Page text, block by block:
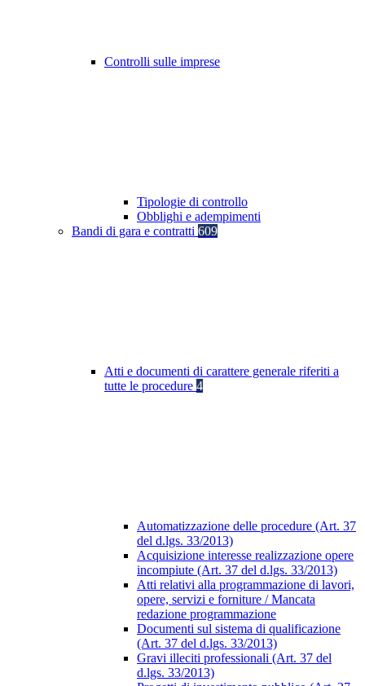
Controlli sulle imprese
Tipologie di controllo
Obblighi e adempimenti
Bandi di gara e contratti 609
Atti e documenti di carattere generale riferiti a
tutte le procedure 4
Automatizzazione delle procedure (Art. 37
del d.lgs. 33/2013)
Acquisizione interesse realizzazione opere
incompiute (Art. 37 del d.lgs. 33/2013)
Atti relativi alla programmazione di lavori,
opere, servizi e forniture / Mancata
redazione programmazione
Documenti sul sistema di qualificazione
(Art. 37 del d.lgs. 33/2013)
Gravi illeciti professionali (Art. 37 del
d.lgs. 33/2013)